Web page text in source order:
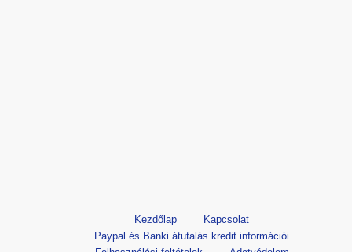
Kezdőlap
Kapcsolat
Paypal és Banki átutalás kredit információi